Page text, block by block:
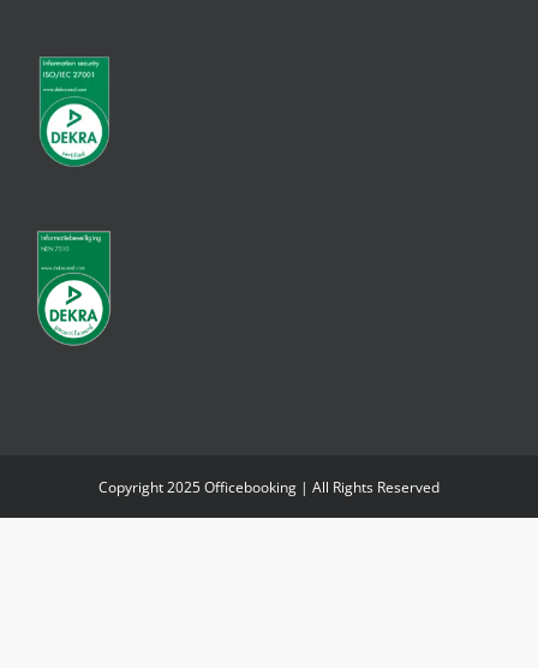
Copyright 2025 Officebooking | All Rights Reserved